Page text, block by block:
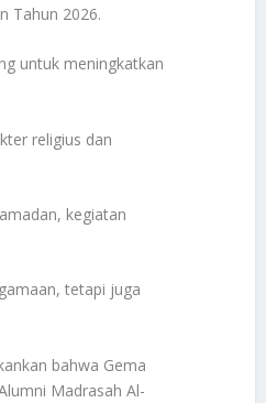
Tahun 2026.
untuk meningkatkan
religius dan
kegiatan
tetapi juga
bahwa Gema
Madrasah Al-